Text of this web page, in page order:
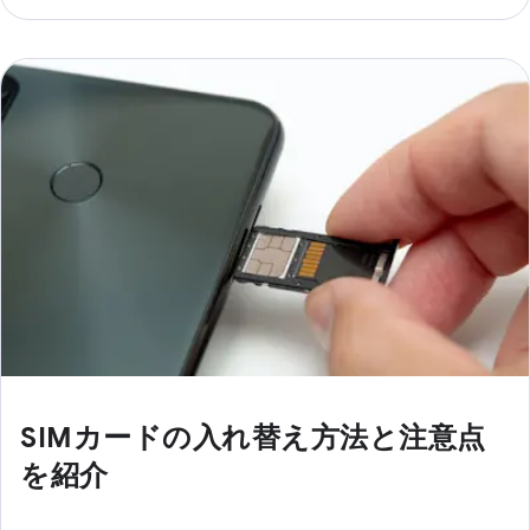
SIMカードの入れ替え方法と注意点
を紹介